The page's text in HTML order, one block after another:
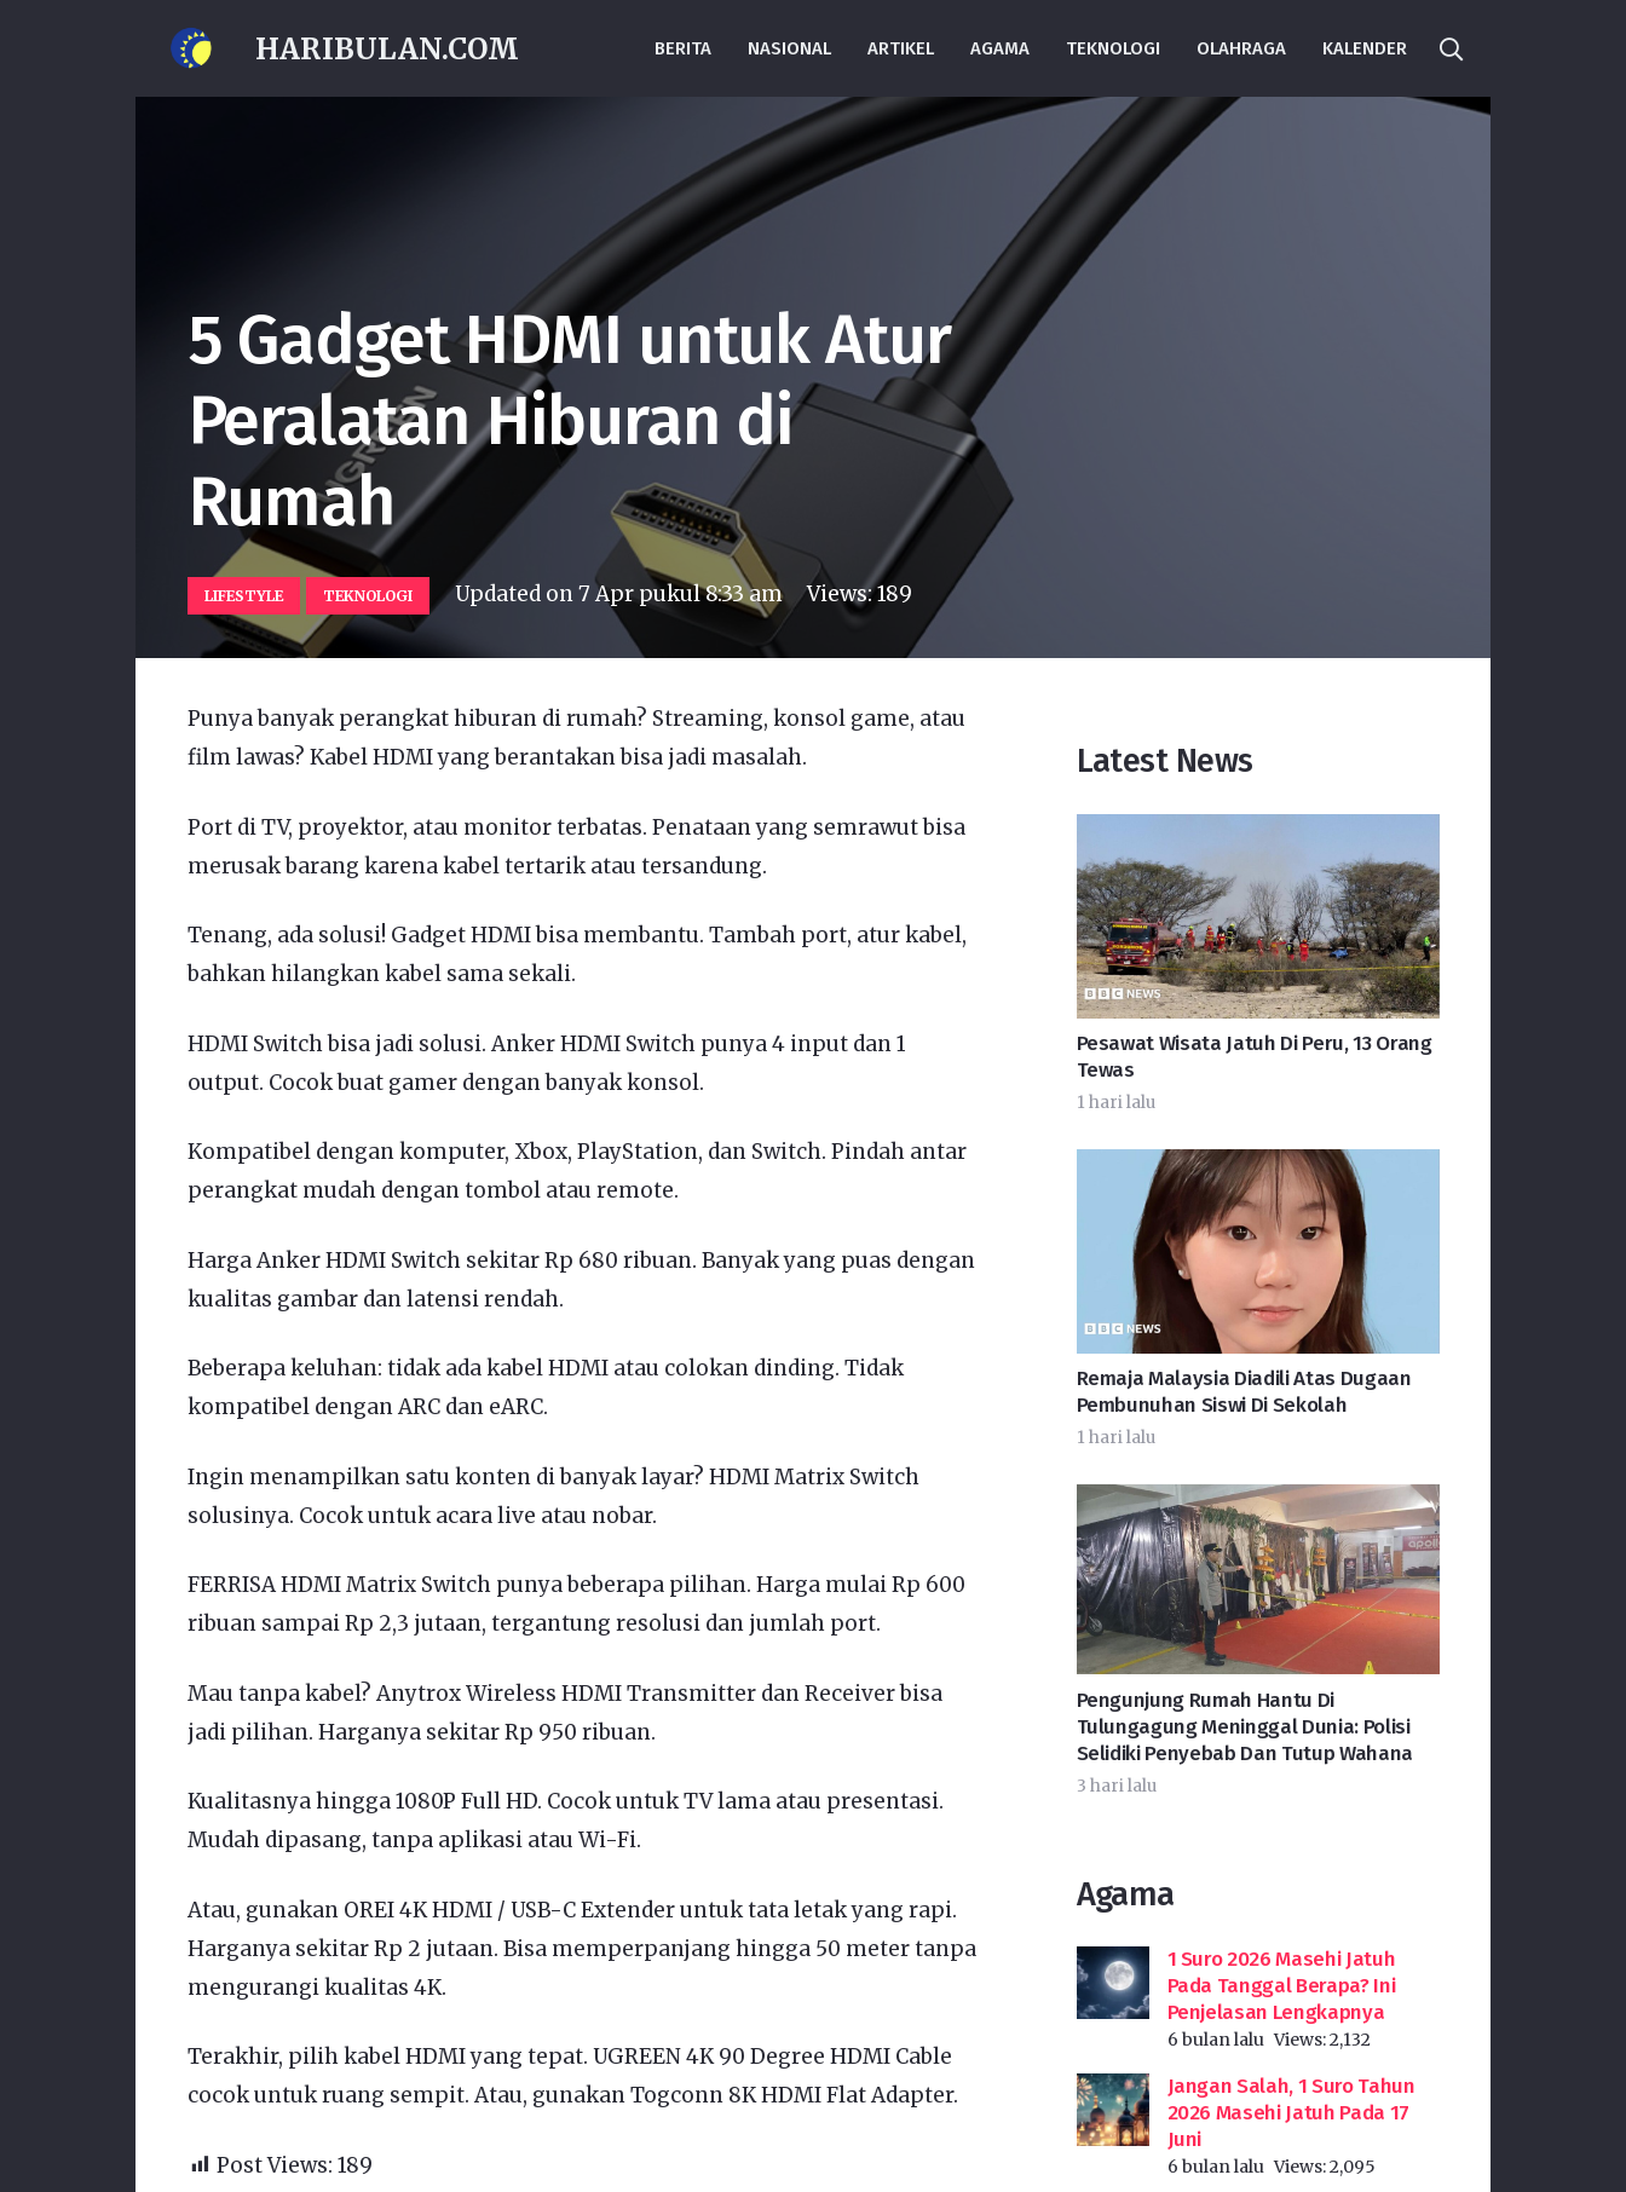
HARIBULAN.COM BERITA NASIONAL ARTIKEL AGAMA TEKNOLOGI OLAHRAGA KALENDER
5 Gadget HDMI untuk Atur
Peralatan Hiburan di
Rumah
LIFESTYLE TEKNOLOGI Updated on7 Apr pukul 8:33 am Views:189
Punya banyak perangkat hiburan di rumah? Streaming, konsol game, atau
film lawas? Kabel HDMI yang berantakan bisa jadi masalah.
Port di TV, proyektor, atau monitor terbatas. Penataan yang semrawut bisa
merusak barang karena kabel tertarik atau tersandung.
Tenang, ada solusi! Gadget HDMI bisa membantu. Tambah port, atur kabel,
bahkan hilangkan kabel sama sekali.
HDMI Switch bisa jadi solusi. Anker HDMI Switch punya 4 input dan 1
output. Cocok buat gamer dengan banyak konsol.
Kompatibel dengan komputer, Xbox, PlayStation, dan Switch. Pindah antar
perangkat mudah dengan tombol atau remote.
Harga Anker HDMI Switch sekitar Rp 680 ribuan. Banyak yang puas dengan
kualitas gambar dan latensi rendah.
Beberapa keluhan: tidak ada kabel HDMI atau colokan dinding. Tidak
kompatibel dengan ARC dan eARC.
Ingin menampilkan satu konten di banyak layar? HDMI Matrix Switch
solusinya. Cocok untuk acara live atau nobar.
FERRISA HDMI Matrix Switch punya beberapa pilihan. Harga mulai Rp 600
ribuan sampai Rp 2,3 jutaan, tergantung resolusi dan jumlah port.
Mau tanpa kabel? Anytrox Wireless HDMI Transmitter dan Receiver bisa
jadi pilihan. Harganya sekitar Rp 950 ribuan.
Kualitasnya hingga 1080P Full HD. Cocok untuk TV lama atau presentasi.
Mudah dipasang, tanpa aplikasi atau Wi-Fi.
Atau, gunakan OREI 4K HDMI / USB-C Extender untuk tata letak yang rapi.
Harganya sekitar Rp 2 jutaan. Bisa memperpanjang hingga 50 meter tanpa
mengurangi kualitas 4K.
Terakhir, pilih kabel HDMI yang tepat. UGREEN 4K 90 Degree HDMI Cable
cocok untuk ruang sempit. Atau, gunakan Togconn 8K HDMI Flat Adapter.
Post Views: 189
Latest News
Pesawat Wisata Jatuh Di Peru, 13 Orang
Tewas
1 hari lalu
Remaja Malaysia Diadili Atas Dugaan
Pembunuhan Siswi Di Sekolah
1 hari lalu
Pengunjung Rumah Hantu Di
Tulungagung Meninggal Dunia: Polisi
Selidiki Penyebab Dan Tutup Wahana
3 hari lalu
Agama
1 Suro 2026 Masehi Jatuh
Pada Tanggal Berapa? Ini
Penjelasan Lengkapnya
6 bulan lalu Views:2,132
Jangan Salah, 1 Suro Tahun
2026 Masehi Jatuh Pada 17
Juni
6 bulan lalu Views:2,095